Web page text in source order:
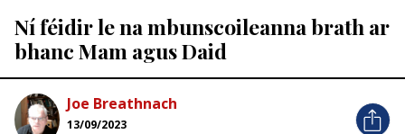
Ní féidir le na mbunscoileanna brath ar
bhanc Mam agus Daid
Joe Breathnach
13/09/2023